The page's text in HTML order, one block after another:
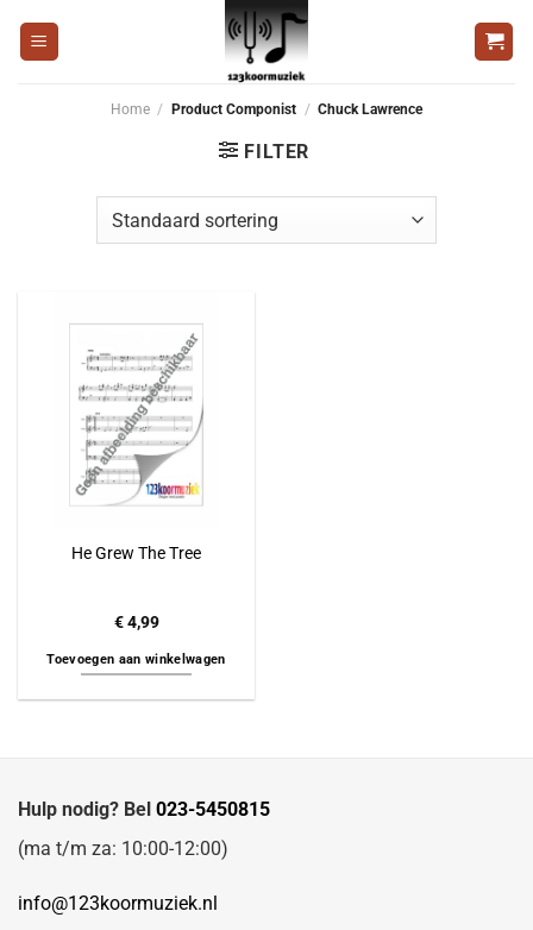
naar
Home / Product Componist / Chuck Lawrence
FILTER
He Grew The Tree
€4,99
Toevoegen aan winkelwagen
Hulp nodig? Bel 023-5450815
(ma t/m za: 10:00-12:00)
info@123koormuziek.nl